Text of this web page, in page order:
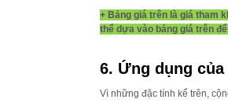
+ Bảng giá trên là giá tham
thể dựa vào bảng giá trên
6. Ứng dụng của
Vì những đặc tính kể trên,